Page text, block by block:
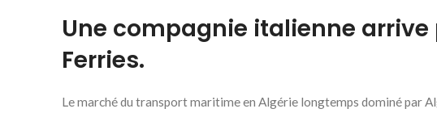
Une compagnie italienne
Ferries.
Le marché du transport maritime en Algérie longtemps dominé par